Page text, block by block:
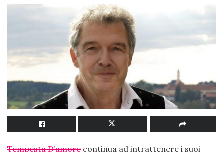
Tempesta D’amore continua ad intrattenere i suoi